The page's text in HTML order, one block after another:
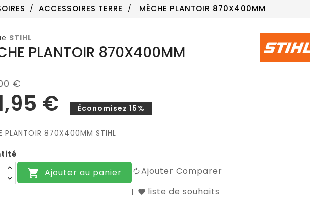
ACCESSOIRES TERRE MÈCHE PLANTOIR 870X400MM
STIHL
PLANTOIR 870X400MM
€
€
Économisez 15%
PLANTOIR 870X400MM STIHL
 Ajouter au panier
Ajouter Comparer
liste de souhaits